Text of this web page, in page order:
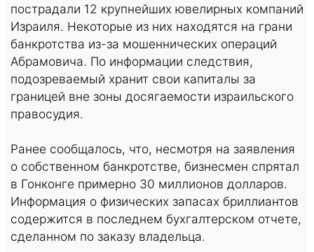
пострадали 12 крупнейших ювелирных компаний
Израиля. Некоторые из них находятся на грани
банкротства из-за мошеннических операций
Абрамовича. По информации следствия,
подозреваемый хранит свои капиталы за
границей вне зоны досягаемости израильского
правосудия.
Ранее сообщалось, что, несмотря на заявления
о собственном банкротстве, бизнесмен спрятал
в Гонконге примерно 30 миллионов долларов.
Информация о физических запасах бриллиантов
содержится в последнем бухгалтерском отчете,
сделанном по заказу владельца.